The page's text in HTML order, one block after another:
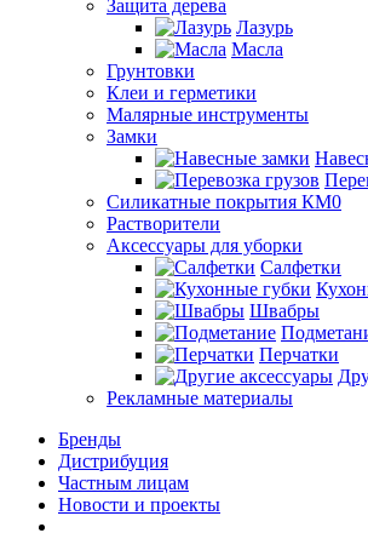
Защита дерева
Лазурь
Масла
Грунтовки
Клеи и герметики
Малярные инструменты
Замки
Силикатные покрытия КМ0
Растворители
Аксессуары для уборки
Салфетки
Швабры
Перчатки
Рекламные материалы
Бренды
Дистрибуция
Частным лицам
Новости и проекты